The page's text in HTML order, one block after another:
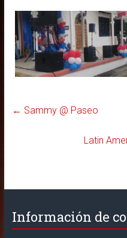
Rico
← Sammy @ Paseo
Latin
Información de